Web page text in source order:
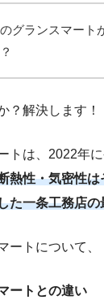
グランスマート
？解決します！
トは、2022年
熱性・気密性
た一条工務店の
ートについて、
ートとの違い